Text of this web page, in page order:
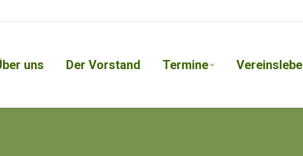
uns Der Vorstand Termine